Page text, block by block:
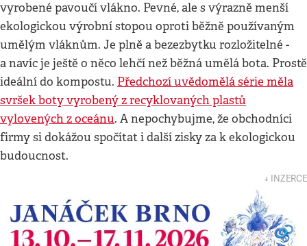
vyrobené pavoučí vlákno. Pevné, ale s výrazně menší
ekologickou výrobní stopou oproti běžně používaným
umělým vláknům. Je plně a bezezbytku rozložitelné -
a navíc je ještě o něco lehčí než běžná umělá bota. Prostě
ideální do kompostu. Předchozí uvědomělá série měla
svršek boty vyrobený z recyklovaných plastů
vylovených z oceánu. A nepochybujme, že obchodníci
firmy si dokážou spočítat i další zisky za k ekologickou
budoucnost.
↓ INZERCE